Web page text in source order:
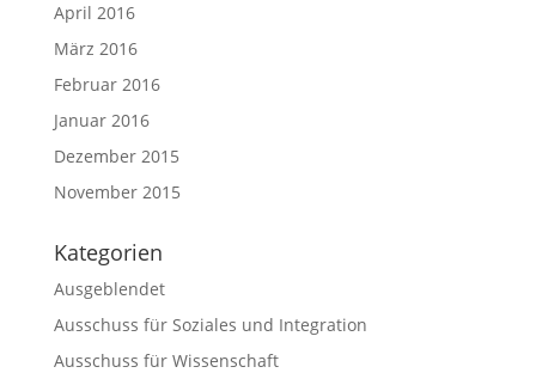
April 2016
März 2016
Februar 2016
Januar 2016
Dezember 2015
November 2015
Kategorien
Ausgeblendet
Ausschuss für Soziales und Integration
Ausschuss für Wissenschaft